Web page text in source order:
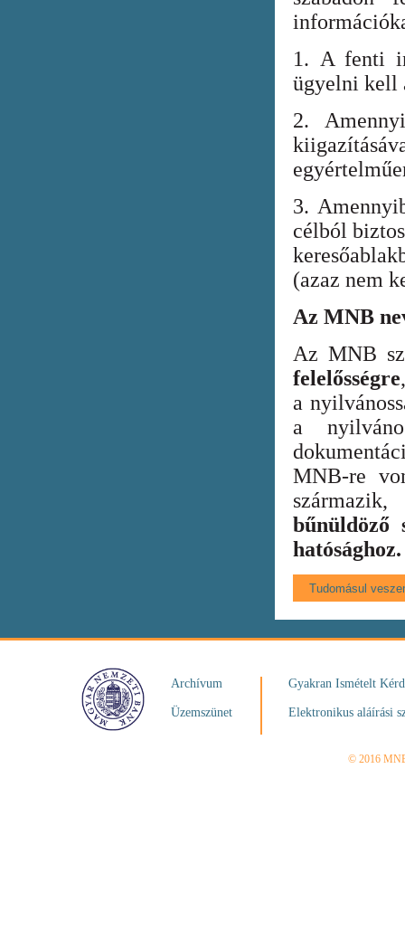
1. A fenti
ügyelni kell
2.
3.
célból
(azaz nem
Az MNB
Az MNB
felelősségre
a
a
MNB-re
bűnüldöző
hatósághoz.
Archívum
Üzemszünet
Gyakran Ismételt
Elektronikus aláírási
© 2016